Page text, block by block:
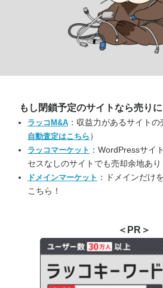
もし閉鎖予定のサイトなら売り
ラッコM&A ：収益力があるサイト
自動査定はこちら ）
ラッコマーケット ：WordPressサイ
セスなしのサイトでも売却余地あり
ドメインマーケット ：ドメインだけ
こちら！
＜PR＞